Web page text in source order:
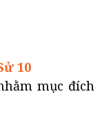
10
mục đích